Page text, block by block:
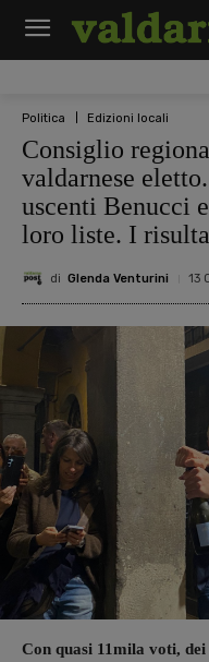
Politica Edizioni locali
Consiglio
valdarnese
uscenti Benucci
loro liste. I
di Glenda Venturini 13
Con quasi 11mila voti,